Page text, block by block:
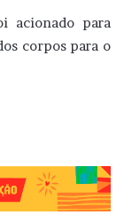
acionado para
corpos para o